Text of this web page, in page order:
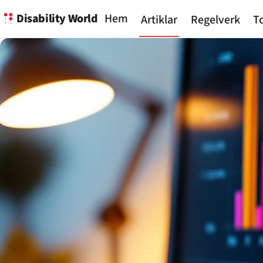
Disability World Hem Artiklar Regelverk